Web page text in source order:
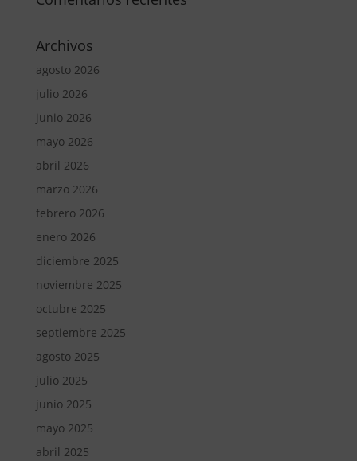
Archivos
agosto 2026
julio 2026
junio 2026
mayo 2026
abril 2026
marzo 2026
febrero 2026
enero 2026
diciembre 2025
noviembre 2025
octubre 2025
septiembre 2025
agosto 2025
julio 2025
junio 2025
mayo 2025
abril 2025